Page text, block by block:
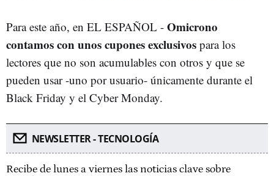
Para este año, en EL ESPAÑOL - Omicrono
contamos con unos cupones exclusivos para los
lectores que no son acumulables con otros y que se
pueden usar -uno por usuario- únicamente durante el
Black Friday y el Cyber Monday.
NEWSLETTER - TECNOLOGÍA
Recibe de lunes a viernes las noticias clave sobre